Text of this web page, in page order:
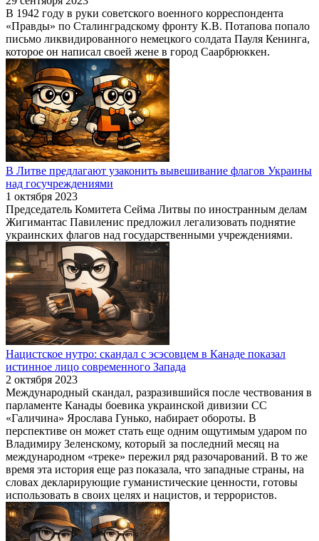
В 1942 году в руки советского военного корреспондента
«Правды» по Сталинградскому фронту К.В. Потапова попало
письмо ликвидированного немецкого солдата Пауля Кенинга,
которое он написал своей жене в город Саарбрюккен.
В Литве предлагают узаконить вывешивание флагов Украины
над госучреждениями
1 октября 2023
Председатель Комитета Сейма Литвы по иностранным делам
Жигимантас Павиленис предложил легализовать поднятие
украинских флагов над государственными учреждениями.
Нацистское нутро: скандал с эсэсовцем в Канаде показал
истинное лицо современного Запада
2 октября 2023
Международный скандал, разразившийся после чествования в
парламенте Канады боевика украинской дивизии СС
«Галичина» Ярослава Гунько, набирает обороты. В
перспективе он может стать еще одним ощутимым ударом по
Владимиру Зеленскому, который за последний месяц на
международном «треке» пережил ряд разочарований. В то же
время эта история еще раз показала, что западные страны, на
словах декларирующие гуманистические ценности, готовы
использовать в своих целях и нацистов, и террористов.